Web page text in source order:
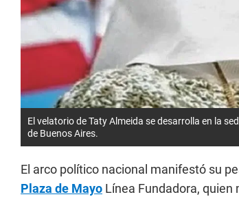
El velatorio de Taty Almeida se desarrolla en la
de Buenos Aires.
El arco político nacional manifestó su
Plaza de Mayo Línea Fundadora,